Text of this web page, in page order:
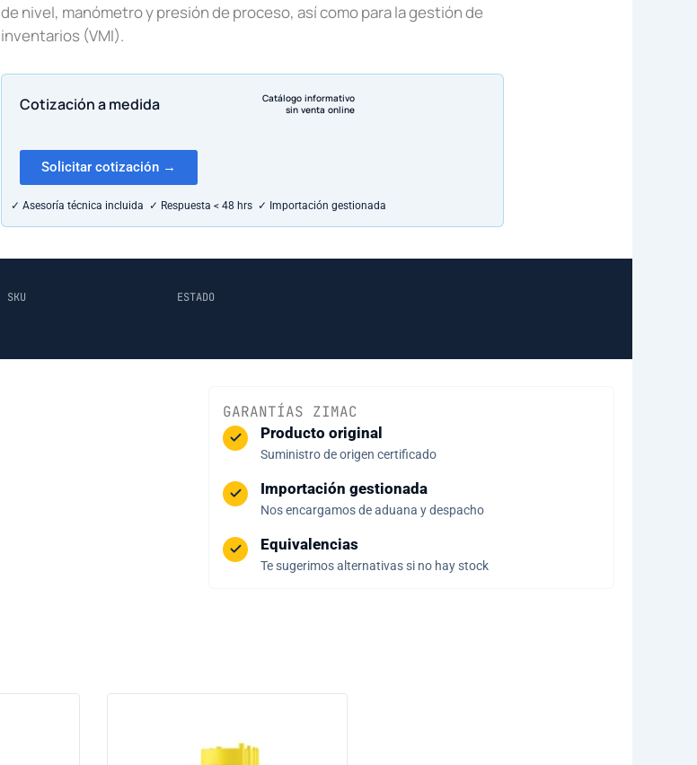
de nivel, manómetro y presión de proceso, así como para la gestión de
inventarios (VMI).
Cotización a medida
Catálogo informativo
sin venta online
Solicitar cotización →
✓ Asesoría técnica incluida ✓ Respuesta < 48 hrs ✓ Importación gestionada
SKU ESTADO
GARANTÍAS ZIMAC
Producto original
Suministro de origen certificado
Importación gestionada
Nos encargamos de aduana y despacho
Equivalencias
Te sugerimos alternativas si no hay stock